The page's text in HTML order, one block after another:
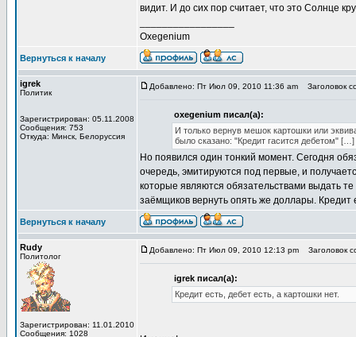
видит. И до сих пор считает, что это Солнце
Oxegenium
Вернуться к началу
igrek
Политик
Зарегистрирован: 05.11.2008
Сообщения: 753
Откуда: Минск, Белоруссия
Добавлено: Пт Июл 09, 2010 11:36 am Заголовок
oxegenium писал(а):
И только вернув мешок картошки или
было сказано: "Кредит гасится дебетом" […]
Но появился один тонкий момент. Сегодня
очередь, эмитируются под первые, и
которые являются обязательствами выдать
заёмщиков вернуть опять же доллары. Кредит
Вернуться к началу
Rudy
Политолог
Зарегистрирован: 11.01.2010
Сообщения: 1028
Добавлено: Пт Июл 09, 2010 12:13 pm Заголовок
igrek писал(а):
Кредит есть, дебет есть, а картошки нет.